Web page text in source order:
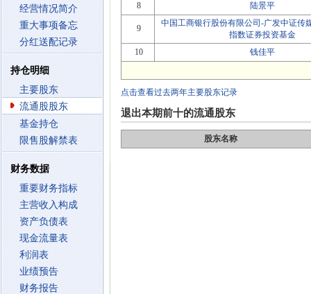
经营情况简介
重大事项备忘
分红送配记录
持仓明细
主要股东
流通股股东
基金持仓
限售股解禁表
财务数据
重要财务指标
主营收入构成
资产负债表
现金流量表
利润表
业绩预告
财务报告
8
陆景平
9
中国工商银行股份有限公司-广发中证传
指数证券投资基金
10
钱佳平
点击查看过去两年主要股东记录
退出本期前十的流通股东
股东名称